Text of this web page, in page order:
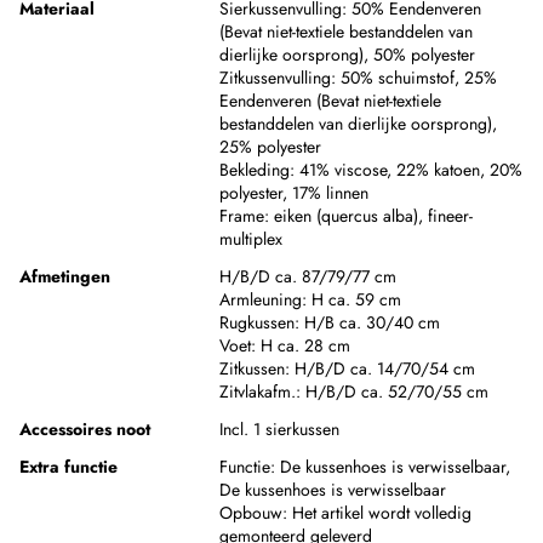
Materiaal
Sierkussenvulling: 50% Eendenveren
(Bevat niet-textiele bestanddelen van
dierlijke oorsprong), 50% polyester
Zitkussenvulling: 50% schuimstof, 25%
Eendenveren (Bevat niet-textiele
bestanddelen van dierlijke oorsprong),
25% polyester
Bekleding: 41% viscose, 22% katoen, 20%
polyester, 17% linnen
Frame: eiken (quercus alba), fineer-
multiplex
Afmetingen
H/B/D ca. 87/79/77 cm
Armleuning: H ca. 59 cm
Rugkussen: H/B ca. 30/40 cm
Voet: H ca. 28 cm
Zitkussen: H/B/D ca. 14/70/54 cm
Zitvlakafm.: H/B/D ca. 52/70/55 cm
Accessoires noot
Incl. 1 sierkussen
Extra functie
Functie: De kussenhoes is verwisselbaar,
De kussenhoes is verwisselbaar
Opbouw: Het artikel wordt volledig
gemonteerd geleverd